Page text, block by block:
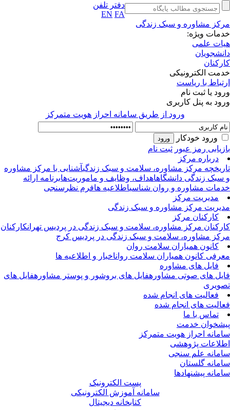
دفتر تلفن
EN FA
مشاوره و سبک زندگی
ویژه:
علمی
الکترونیکی
با ریاست
یا ثبت نام
به پنل کاربری
ورود از طريق سامانه احراز هويت متمركز
ورود خودکار
رمز عبور ثبت نام
درباره مرکز
مرکز مشاوره، سلامت و سبک زندگیآشنایی با مرکز مشاوره
زندگی دانشگاهاهداف، وظایف و ماموریت‌هابرنامه ارائه
مشاوره و روان شناسیاطلاعیه هافرم نظرسنجی
مدیریت مرکز
مرکز مشاوره و سبک زندگی
کارکنان مرکز
مرکز مشاوره، سلامت و سبک زندگی در پردیس تهران کارکنان
مشاوره، سلامت و سبک زندگی در پردیس کرج
کانون همیاران سلامت روان
کانون همیاران سلامت رواناخبار و اطلاعیه ها
فایل های مشاوره
های صوتی مشاوره فایل های بروشور و پوستر مشاوره فایل های
فعالیت های انجام شده
های انجام شده
تماس با ما
خدمت
احراز هویت متمرکز
پژوهشی
علم سنجی
گلستان
پیشنهادها
پست الکترونیک
سامانه آموزش الکترونیکی
کتابخانه دیجیتال